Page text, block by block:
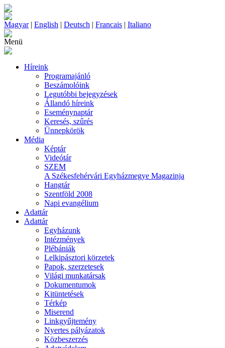
Magyar| English | Deutsch | Francais | Italiano
Menü
Híreink
Programajánló
Beszámolóink
Legutóbbi bejegyzések
Állandó híreink
Eseménynaptár
Keresés, szűrés
Ünnepkörök
Média
Képtár
Videótár
SZEM
A Székesfehérvári Egyházmegye Magazinja
Hangtár
Szentföld 2008
Napi evangélium
Adattár
Adattár
Egyházunk
Intézmények
Plébániák
Lelkipásztori körzetek
Papok, szerzetesek
Világi munkatársak
Dokumentumok
Kitüntetések
Térkép
Miserend
Linkgyűjtemény
Nyertes pályázatok
Közbeszerzés